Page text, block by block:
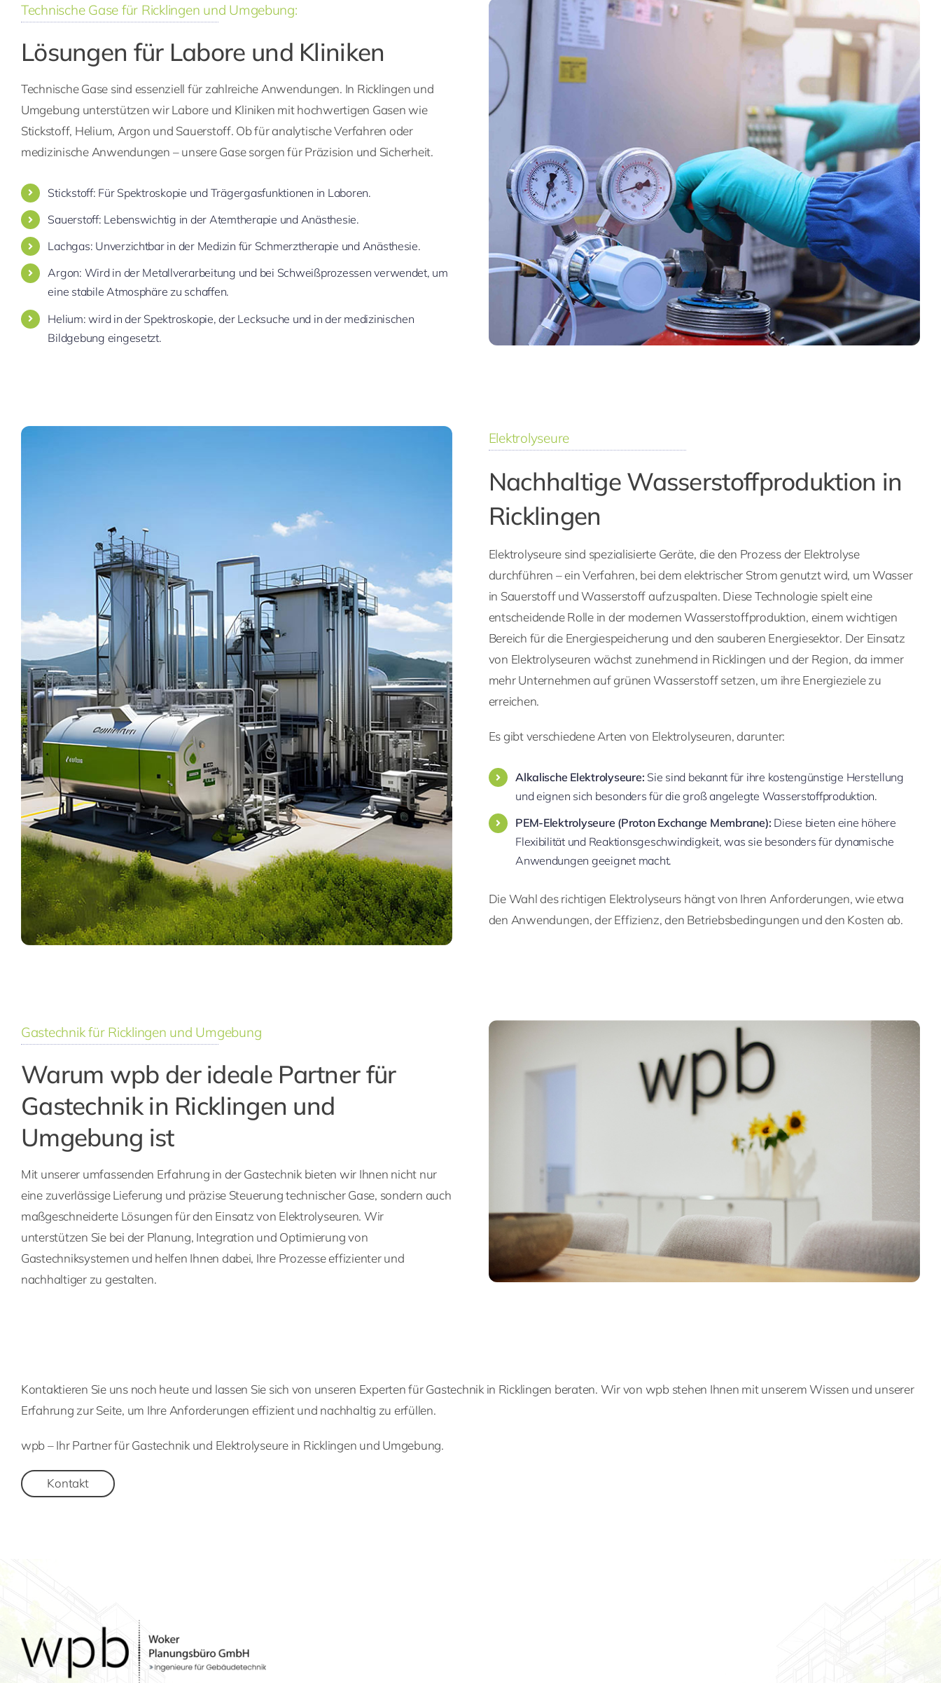
Technische Gase für Ricklingen und Umgebung:
Lösungen für Labore und Kliniken
Technische Gase sind essenziell für zahlreiche Anwendungen. In Ricklingen und
Umgebung unterstützen wir Labore und Kliniken mit hochwertigen Gasen wie
Stickstoff, Helium, Argon und Sauerstoff. Ob für analytische Verfahren oder
medizinische Anwendungen – unsere Gase sorgen für Präzision und Sicherheit.
Stickstoff: Für Spektroskopie und Trägergasfunktionen in Laboren.
Sauerstoff: Lebenswichtig in der Atemtherapie und Anästhesie.
Lachgas: Unverzichtbar in der Medizin für Schmerztherapie und Anästhesie.
Argon: Wird in der Metallverarbeitung und bei Schweißprozessen verwendet, um
eine stabile Atmosphäre zu schaffen.
Helium: wird in der Spektroskopie, der Lecksuche und in der medizinischen
Bildgebung eingesetzt.
Elektrolyseure
Nachhaltige Wasserstoffproduktion in
Ricklingen
Elektrolyseure sind spezialisierte Geräte, die den Prozess der Elektrolyse
durchführen – ein Verfahren, bei dem elektrischer Strom genutzt wird, um Wasser
in Sauerstoff und Wasserstoff aufzuspalten. Diese Technologie spielt eine
entscheidende Rolle in der modernen Wasserstoffproduktion, einem wichtigen
Bereich für die Energiespeicherung und den sauberen Energiesektor. Der Einsatz
von Elektrolyseuren wächst zunehmend in Ricklingen und der Region, da immer
mehr Unternehmen auf grünen Wasserstoff setzen, um ihre Energieziele zu
erreichen.
Es gibt verschiedene Arten von Elektrolyseuren, darunter:
Alkalische Elektrolyseure: Sie sind bekannt für ihre kostengünstige Herstellung
und eignen sich besonders für die groß angelegte Wasserstoffproduktion.
PEM-Elektrolyseure (Proton Exchange Membrane): Diese bieten eine höhere
Flexibilität und Reaktionsgeschwindigkeit, was sie besonders für dynamische
Anwendungen geeignet macht.
Die Wahl des richtigen Elektrolyseurs hängt von Ihren Anforderungen, wie etwa
den Anwendungen, der Effizienz, den Betriebsbedingungen und den Kosten ab.
Gastechnik für Ricklingen und Umgebung
Warum wpb der ideale Partner für
Gastechnik in Ricklingen und
Umgebung ist
Mit unserer umfassenden Erfahrung in der Gastechnik bieten wir Ihnen nicht nur
eine zuverlässige Lieferung und präzise Steuerung technischer Gase, sondern auch
maßgeschneiderte Lösungen für den Einsatz von Elektrolyseuren. Wir
unterstützen Sie bei der Planung, Integration und Optimierung von
Gastechniksystemen und helfen Ihnen dabei, Ihre Prozesse effizienter und
nachhaltiger zu gestalten.
Kontaktieren Sie uns noch heute und lassen Sie sich von unseren Experten für Gastechnik in Ricklingen beraten. Wir von wpb stehen Ihnen mit unserem Wissen und unserer
Erfahrung zur Seite, um Ihre Anforderungen effizient und nachhaltig zu erfüllen.
wpb – Ihr Partner für Gastechnik und Elektrolyseure in Ricklingen und Umgebung.
Kontakt